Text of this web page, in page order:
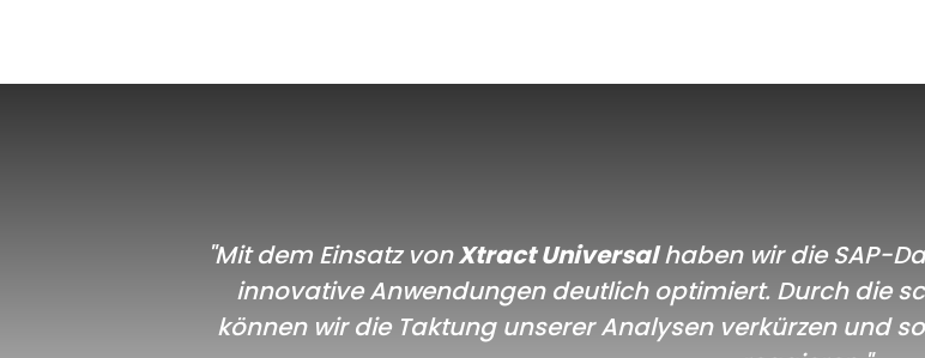
"Mit dem Einsatz vonXtract Universalhaben wir die SAP-
innovative Anwendungen deutlich optimiert. Durch die
können wir die Taktung unserer Analysen verkürzen und